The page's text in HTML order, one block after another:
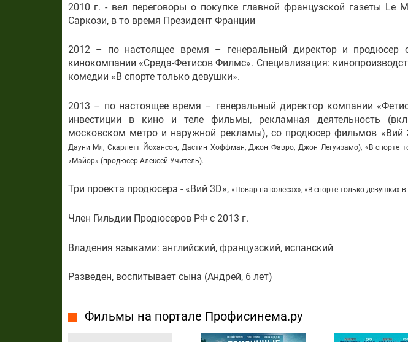
2010 г. - вел переговоры о покупке главной французской газеты Le
Саркози, в то время Президент Франции
2012 – по настоящее время – генеральный директор и продюсер
кинокомпании «Среда-Фетисов Филмс». Специализация:
комедии «В спорте только девушки».
2013 – по настоящее время – генеральный директор компании
инвестиции в кино и теле фильмы, рекламная деятельность
московском метро и наружной рекламы), со продюсер фильмов «Вий
Дауни Мл, Скарлетт Йохансон, Дастин Хоффман, Джон Фавро, Джон Легуизамо), «В спорте
«Майор» (продюсер Алексей Учитель).
Три проекта продюсера - «Вий 3D», « Повар на колесах», « В спорте только девушки»
Член Гильдии Продюсеров РФ с 2013 г.
Владения языками: английский, французский, испанский
Разведен, воспитывает сына (Андрей, 6 лет)
Фильмы на портале Профисинема.ру